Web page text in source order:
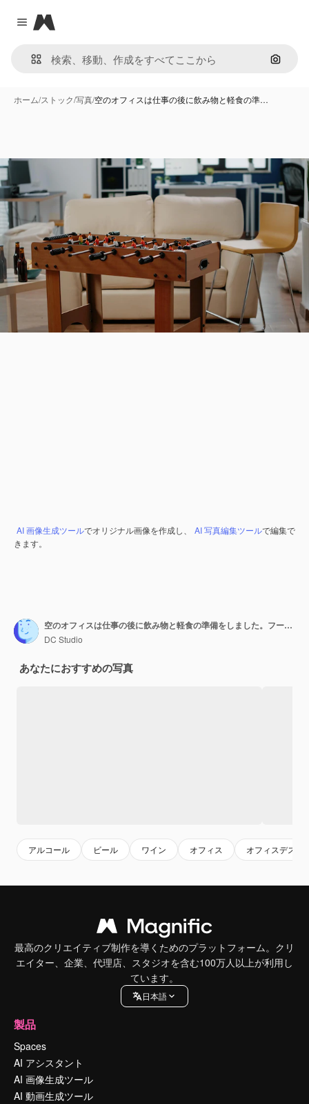
Close menu
Magnific
画像で
ホーム/ストック/写真/空のオフィスは仕事の後に飲み物と軽食の準…
AI 画像生成ツールでオリジナル画像を作成し、 AI 写真編集ツールで編集で
きます。
空のオフィスは仕事の後に飲み物と軽食の準備をしました。フーズボールのゲームテーブル、ビールのボトル、チップを持っている職場では、時間外に楽しいアクティビティや娯楽を行う人は誰もいません。
DC Studio
あなたにおすすめの写真
アルコール ビール ワイン オフィス オフィスデスク
最高のクリエイティブ制作を導くためのプラットフォーム。クリ
エイター、企業、代理店、スタジオを含む100万人以上が利用し
ています。
日本語
製品
Spaces
AI アシスタント
AI 画像生成ツール
AI 動画生成ツール